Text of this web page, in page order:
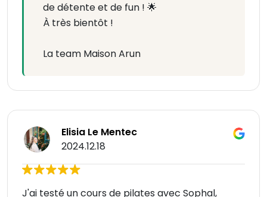
de détente et de fun ! 🌟
À très bientôt !
La team Maison Arun
Elisia Le Mentec
2024.12.18
J'ai testé un cours de pilates avec Sophal,